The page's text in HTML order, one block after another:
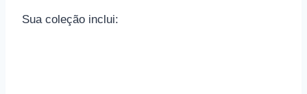
Sua coleção inclui: